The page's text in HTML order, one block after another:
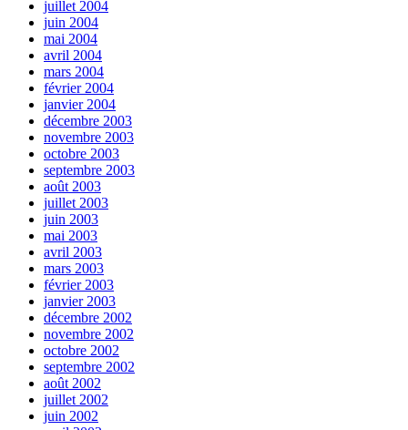
juillet 2004
juin 2004
mai 2004
avril 2004
mars 2004
février 2004
janvier 2004
décembre 2003
novembre 2003
octobre 2003
septembre 2003
août 2003
juillet 2003
juin 2003
mai 2003
avril 2003
mars 2003
février 2003
janvier 2003
décembre 2002
novembre 2002
octobre 2002
septembre 2002
août 2002
juillet 2002
juin 2002